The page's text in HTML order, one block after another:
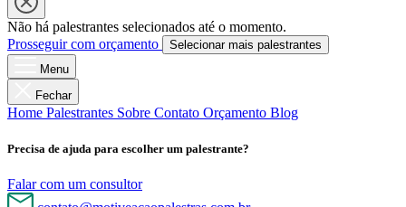
Não há palestrantes selecionados até o momento.
Prosseguir com orçamento
Selecionar mais palestrantes
Menu
Fechar
Home Palestrantes Sobre Contato Orçamento Blog
Precisa de ajuda para escolher um palestrante?
Falar com um consultor